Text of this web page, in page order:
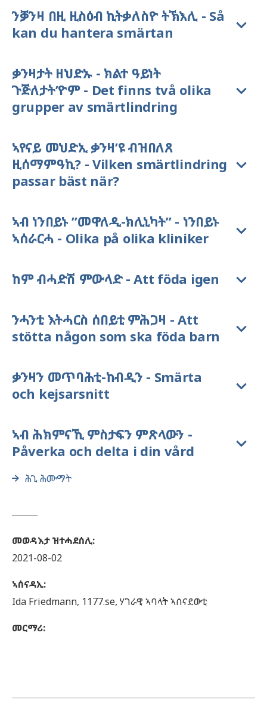
ንቓንዛ በዚ ዚስዕብ ኪትቃለስዮ ትኽእሊ - Så
kan du hantera smärtan
ቃንዛታት ዘህድኡ - ክልተ ዓይነት
ጉጅለታት’ዮም - Det finns två olika
grupper av smärtlindring
ኣየናይ መህድኢ ቃንዛ’ዩ ብዝበለጸ
ዚሰማምዓኪ? - Vilken smärtlindring
passar bäst när?
ኣብ ነንበይኑ ”መዋለዲ-ክሊኒካት” - ነንበይኑ
ኣሰራርሓ - Olika på olika kliniker
ከም ብሓድሽ ምውላድ - Att föda igen
ንሓንቲ እትሓርስ ሰበይቲ ምሕጋዛ - Att
stötta någon som ska föda barn
ቃንዛን መጥባሕቲ-ከብዲን - Smärta
och kejsarsnitt
ኣብ ሕክምናኺ ምስታፍን ምጽላውን -
Påverka och delta i din vård
ሕጊ ሕሙማት
መወዳእታ ዝተሓደሰሊ:
2021-08-02
ኣሰናዳኢ:
Ida Friedmann, 1177.se, ሃገራዊ ኣባላት ኣሰናደውቲ
መርማሪ: